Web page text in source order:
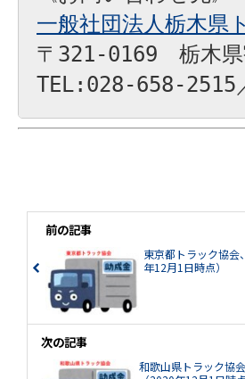
一般社団法人栃木県
〒321-0169　栃木
TEL:028-658-2515
前の記事
東京都トラック協会
年12月1日時点）
次の記事
和歌山県トラック協